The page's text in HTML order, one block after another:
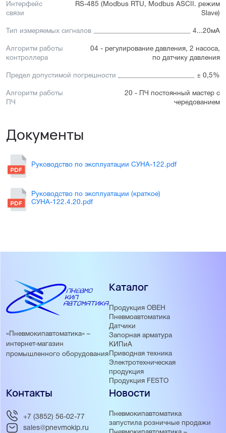
Интерфейс
связи
RS-485 (Modbus RTU, Modbus ASCII. режим
Slave)
Тип измеряемых сигналов 4...20мА
Алгоритм работы
контроллера
04 - регулирование давления, 2 насоса,
по датчику давления
Предел допустимой погрешности ± 0,5%
Алгоритм работы
ПЧ
20 - ПЧ постоянный мастер с
чередованием
Документы
Руководство по эксплуатации СУНА-122.pdf
Руководство по эксплуатации (краткое)
СУНА-122.4.20.pdf
«Пневмокипавтоматика» –
интернет-магазин
промышленного оборудования
Каталог
Продукция ОВЕН
Пневмоавтоматика
Датчики
Запорная арматура
КИПиА
Приводная техника
Электротехническая
продукция
Продукция FESTO
Новости
Пневмокипавтоматика
запустила розничные продажи
Контакты
+7 (3852) 56-02-77
sales@pnevmokip.ru